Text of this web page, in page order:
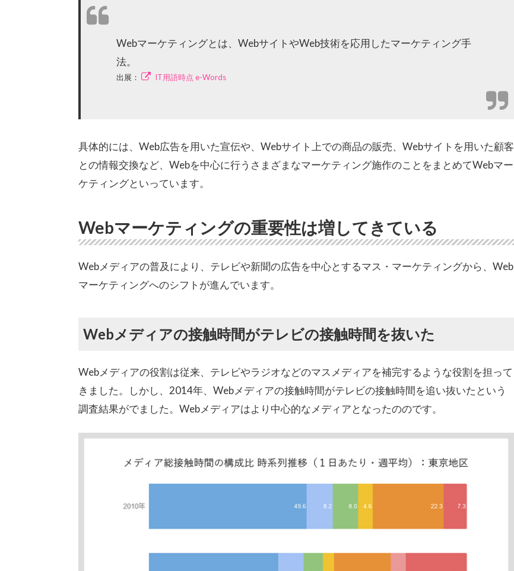
Webマーケティングとは、WebサイトやWeb技術を応用したマーケティング手
法。
出展： IT用語時点 e-Words
具体的には、Web広告を用いた宣伝や、Webサイト上での商品の販売、Webサイトを用いた顧客
との情報交換など、Webを中心に行うさまざまなマーケティング施作のことをまとめてWebマー
ケティングといっています。
Webマーケティングの重要性は増してきている
Webメディアの普及により、テレビや新聞の広告を中心とするマス・マーケティングから、Web
マーケティングへのシフトが進んでいます。
Webメディアの接触時間がテレビの接触時間を抜いた
Webメディアの役割は従来、テレビやラジオなどのマスメディアを補完するような役割を担って
きました。しかし、2014年、Webメディアの接触時間がテレビの接触時間を追い抜いたという
調査結果がでました。Webメディアはより中心的なメディアとなったののです。